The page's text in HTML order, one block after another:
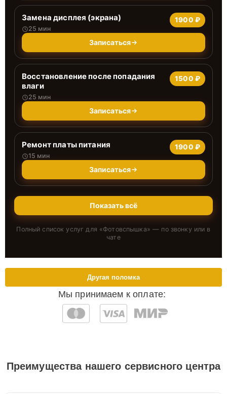
Замена дисплея (экрана)
25 мин
1900 ₽
Записаться
Восстановление после попадания
влаги
25 мин
1500 ₽
Записаться
Ремонт платы питания
15 мин
1900 ₽
Записаться
Показать всё
Полный список услуг для «Фотовспышка» — по звонку или в
чате
Мы принимаем к оплате:
Другая поломка
Преимущества нашего сервисного центра